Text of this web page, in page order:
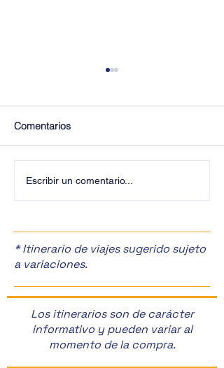
Comentarios
Escribir un comentario...
* Itinerario de viajes sugerido sujeto
a variaciones.
Los itinerarios son de carácter
informativo y pueden variar al
momento de la compra.